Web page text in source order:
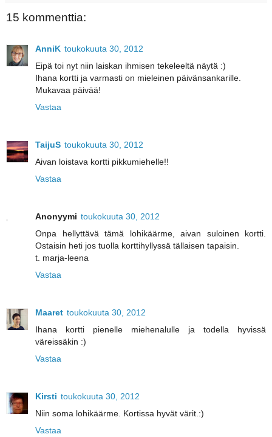
15 kommenttia:
AnniK toukokuuta 30, 2012
Eipä toi nyt niin laiskan ihmisen tekeleeltä näytä :)
Ihana kortti ja varmasti on mieleinen päivänsankarille.
Mukavaa päivää!
Vastaa
TaijuS toukokuuta 30, 2012
Aivan loistava kortti pikkumiehelle!!
Vastaa
Anonyymi toukokuuta 30, 2012
Onpa hellyttävä tämä lohikäärme, aivan suloinen kortti.
Ostaisin heti jos tuolla korttihyllyssä tällaisen tapaisin.
t. marja-leena
Vastaa
Maaret toukokuuta 30, 2012
Ihana kortti pienelle miehenalulle ja todella hyvissä
väreissäkin :)
Vastaa
Kirsti toukokuuta 30, 2012
Niin soma lohikäärme. Kortissa hyvät värit.:)
Vastaa